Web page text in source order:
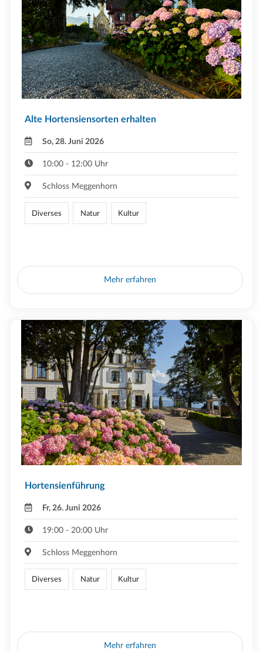
Alte Hortensiensorten erhalten
So, 28. Juni 2026
10:00 - 12:00 Uhr
Schloss Meggenhorn
Diverses Natur Kultur
Mehr erfahren
Hortensienführung
Fr, 26. Juni 2026
19:00 - 20:00 Uhr
Schloss Meggenhorn
Diverses Natur Kultur
Mehr erfahren